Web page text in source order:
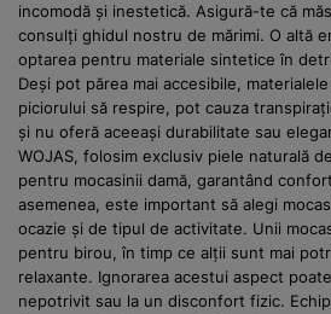
incomodă și inestetică. Asigură-te că
consulți ghidul nostru de mărimi. O altă
optarea pentru materiale sintetice în
Deși pot părea mai accesibile,
piciorului să respire, pot cauza
și nu oferă aceeași durabilitate sau
WOJAS, folosim exclusiv piele naturală
pentru mocasinii damă, garantând
asemenea, este important să alegi
ocazie și de tipul de activitate. Unii
pentru birou, în timp ce alții sunt mai
relaxante. Ignorarea acestui aspect
nepotrivit sau la un disconfort fizic.